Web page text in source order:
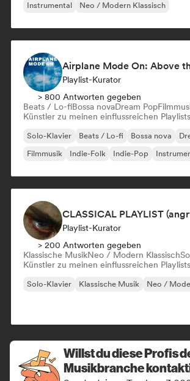
Instrumental
Neo / Modern Klassisch
Airplane Mode On: Above
Playlist-Kurator
> 800 Antworten gegeben
Beats / Lo-fiBossa novaDream Pop
Künstler zu meinen einflussreichen
Solo-Klavier Beats / Lo-fi Bossa nova
Filmmusik
Indie-Folk Indie-Pop
Playlist-Kurator
> 200 Antworten gegeben
Klassische MusikNeo / Modern Klassisch
Künstler zu meinen einflussreichen
Solo-Klavier Klassische Musik Neo /
Willst du diese Profis
Musikbranche